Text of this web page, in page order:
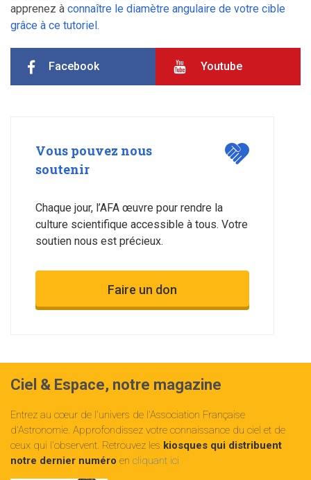
apprenez à connaître le diamètre angulaire de votre cible
grâce à ce tutoriel.
Facebook Youtube
Vous pouvez nous
soutenir
Chaque jour, l’AFA œuvre pour rendre la
culture scientifique accessible à tous. Votre
soutien nous est précieux.
Faire un don
Ciel & Espace, notre magazine
Entrez au cœur de l'univers de l'Association Française
d'Astronomie. Approfondissez votre connaissance du ciel et de
ceux qui l'observent. Retrouvez les kiosques qui distribuent
notre dernier numéro en cliquant ici